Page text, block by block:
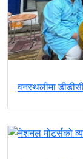
वनस्थलीमा